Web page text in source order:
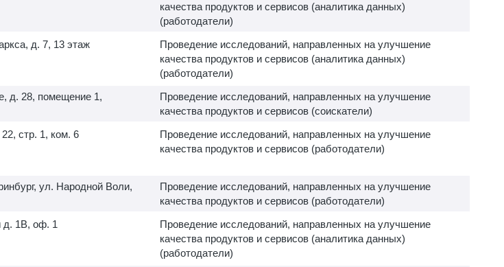
качества продуктов и сервисов (аналитика данных)
(работодатели)
д. 7, 13 этаж
Проведение исследований, направленных на улучшение
качества продуктов и сервисов (аналитика данных)
(работодатели)
д. 28, помещение 1,
Проведение исследований, направленных на улучшение
качества продуктов и сервисов (соискатели)
стр. 1, ком. 6
Проведение исследований, направленных на улучшение
качества продуктов и сервисов (работодатели)
ул. Народной Воли,
Проведение исследований, направленных на улучшение
качества продуктов и сервисов (работодатели)
д. 1В, оф. 1
Проведение исследований, направленных на улучшение
качества продуктов и сервисов (аналитика данных)
(работодатели)